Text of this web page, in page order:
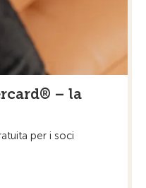
– la
per i soci